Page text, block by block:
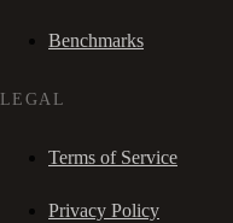
Benchmarks
LEGAL
Terms of Service
Privacy Policy